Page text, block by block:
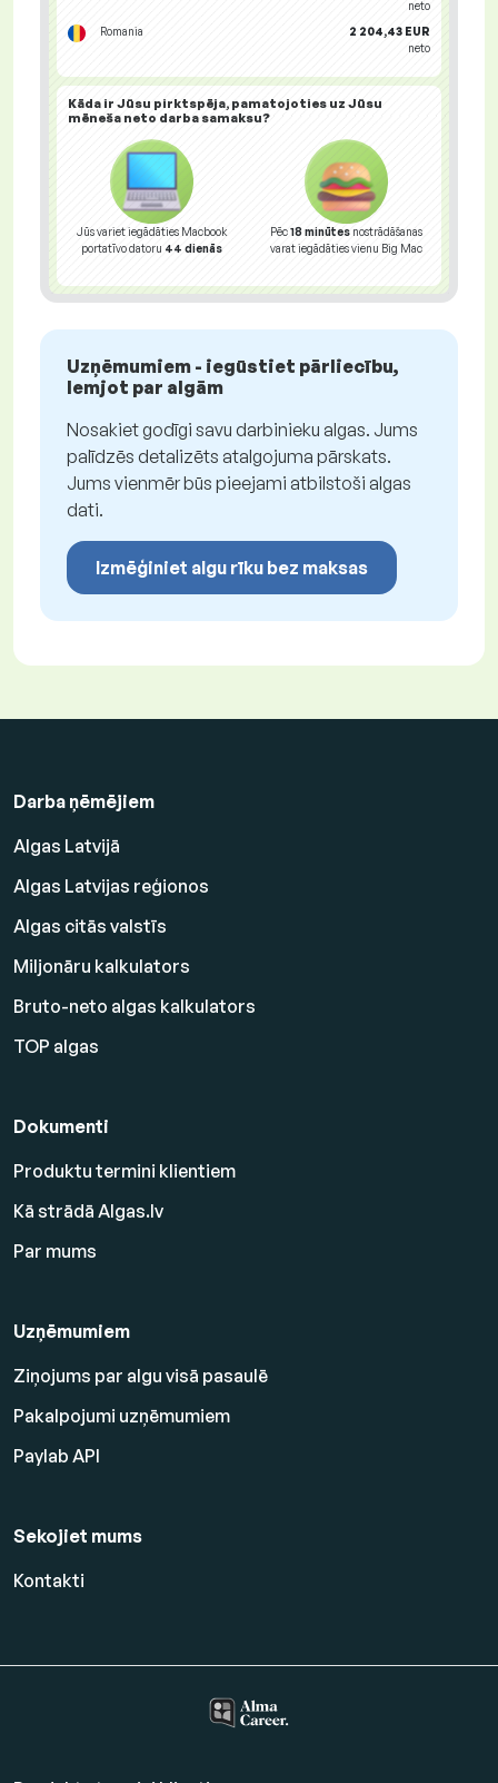
neto
Romania
2 204,43 EUR
neto
Kāda ir Jūsu pirktspēja, pamatojoties uz Jūsu
mēneša neto darba samaksu?
Jūs variet iegādāties Macbook
portatīvo datoru 44 dienās
Pēc18 minūtes nostrādāšanas
varat iegādāties vienu Big Mac
Uzņēmumiem - iegūstiet pārliecību,
lemjot par algām
Nosakiet godīgi savu darbinieku algas. Jums
palīdzēs detalizēts atalgojuma pārskats.
Jums vienmēr būs pieejami atbilstoši algas
dati.
Izmēģiniet algu rīku bez maksas
Darba ņēmējiem
Algas Latvijā
Algas Latvijas reģionos
Algas citās valstīs
Miljonāru kalkulators
Bruto-neto algas kalkulators
TOP algas
Dokumenti
Produktu termini klientiem
Kā strādā Algas.lv
Par mums
Uzņēmumiem
Ziņojums par algu visā pasaulē
Pakalpojumi uzņēmumiem
Paylab API
Sekojiet mums
Kontakti